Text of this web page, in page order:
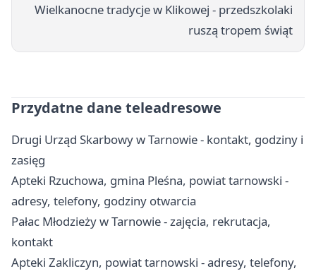
Wielkanocne tradycje w Klikowej - przedszkolaki
ruszą tropem świąt
Przydatne dane teleadresowe
Drugi Urząd Skarbowy w Tarnowie - kontakt, godziny i
zasięg
Apteki Rzuchowa, gmina Pleśna, powiat tarnowski -
adresy, telefony, godziny otwarcia
Pałac Młodzieży w Tarnowie - zajęcia, rekrutacja,
kontakt
Apteki Zakliczyn, powiat tarnowski - adresy, telefony,